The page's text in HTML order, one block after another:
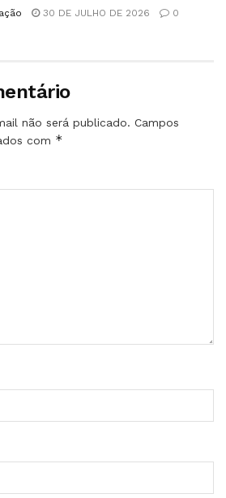
30 DE JULHO DE 2026 0
não será publicado. Campos
com *